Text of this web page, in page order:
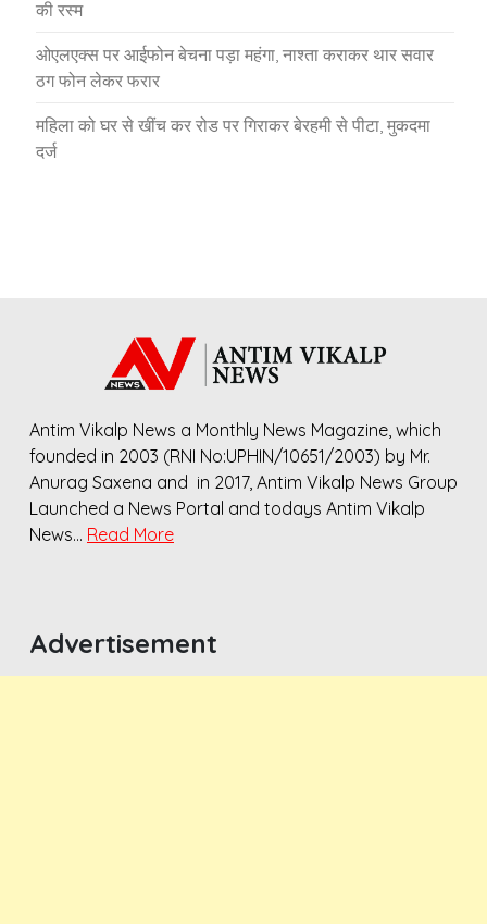
की रस्म
ओएलएक्स पर आईफोन बेचना पड़ा महंगा, नाश्ता कराकर थार सवार
ठग फोन लेकर फरार
महिला को घर से खींच कर रोड पर गिराकर बेरहमी से पीटा, मुकदमा
दर्ज
Antim Vikalp News a Monthly News Magazine, which
founded in 2003 (RNI No:UPHIN/10651/2003) by Mr.
Anurag Saxena and in 2017, Antim Vikalp News Group
Launched a News Portal and todays Antim Vikalp
News… Read More
Advertisement